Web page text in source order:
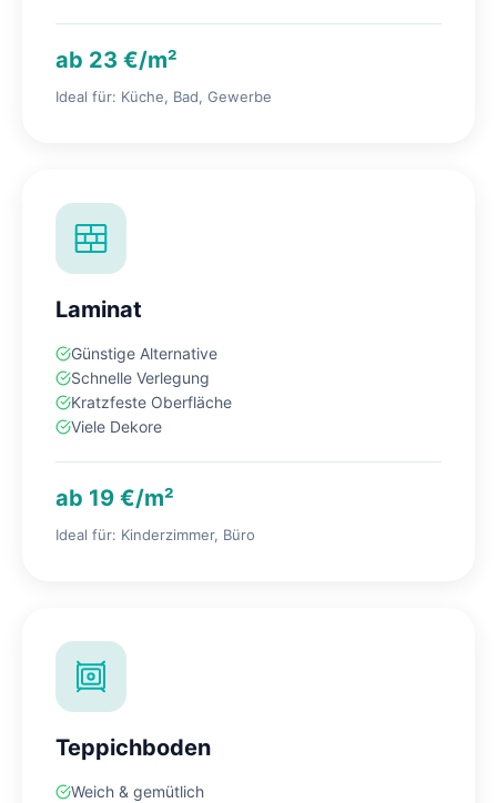
ab 23 €/m²
Ideal für: Küche, Bad, Gewerbe
Laminat
Günstige Alternative
Schnelle Verlegung
Kratzfeste Oberfläche
Viele Dekore
ab 19 €/m²
Ideal für: Kinderzimmer, Büro
Teppichboden
Weich & gemütlich